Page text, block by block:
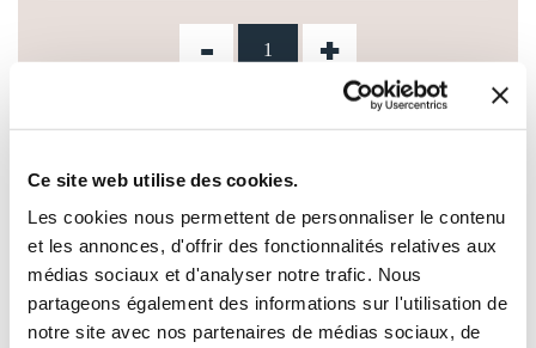
Ce site web utilise des cookies.
Les cookies nous permettent de personnaliser le contenu
et les annonces, d'offrir des fonctionnalités relatives aux
médias sociaux et d'analyser notre trafic. Nous
partageons également des informations sur l'utilisation de
notre site avec nos partenaires de médias sociaux, de
- +
AJOUTER AU PANIER